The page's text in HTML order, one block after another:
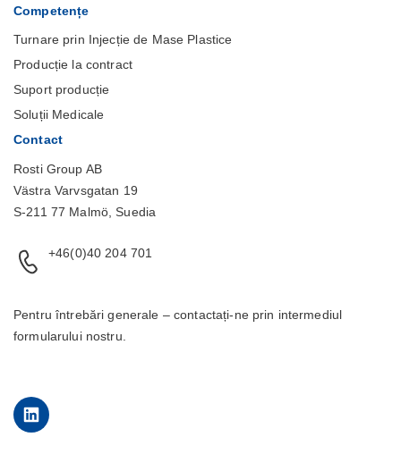
Competențe
Turnare prin Injecție de Mase Plastice
Producție la contract
Suport producție
Soluții Medicale
Contact
Rosti Group AB
Västra Varvsgatan 19
S-211 77 Malmö, Suedia
+46(0)40 204 701
Pentru întrebări generale – contactați-ne prin intermediul
formularuluinostru.
LinkedIn